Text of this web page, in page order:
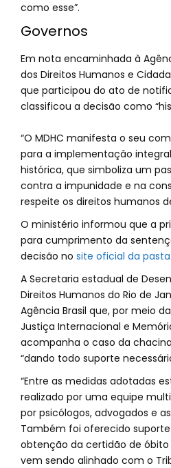
como esse”.
Governos
Em nota encaminhada à
dos Direitos Humanos e
que participou do ato de
classificou a decisão como
“O MDHC manifesta o seu
para a implementação
histórica, que simboliza um
contra a impunidade e na
respeite os direitos humanos
O ministério informou que a
para cumprimento da
decisão no site oficial da pasta.
A Secretaria estadual de
Direitos Humanos do Rio de
Agência Brasil que, por meio
Justiça Internacional e
acompanha o caso da
“dando todo suporte
“Entre as medidas adotadas
realizado por uma equipe
por psicólogos, advogados e
Também foi oferecido
obtenção da certidão de óbito
vem sendo alinhado com o